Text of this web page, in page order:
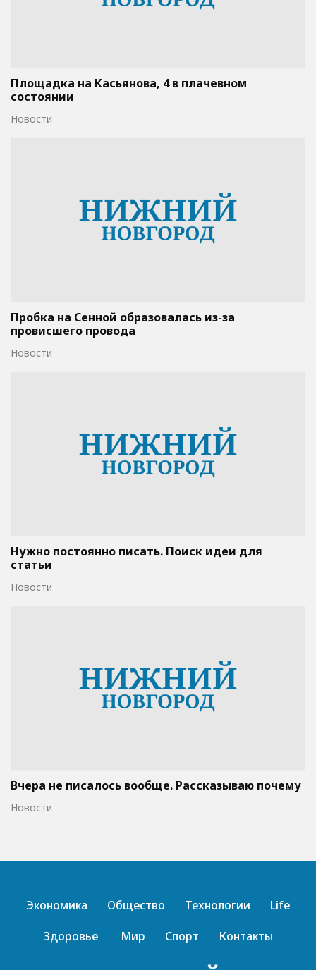
Площадка на Касьянова, 4 в плачевном
состоянии
Новости
Пробка на Сенной образовалась из-за
провисшего провода
Новости
Нужно постоянно писать. Поиск идеи для
статьи
Новости
Вчера не писалось вообще. Рассказываю почему
Новости
Экономика Общество Технологии
Life
Здоровье
Мир Спорт Контакты